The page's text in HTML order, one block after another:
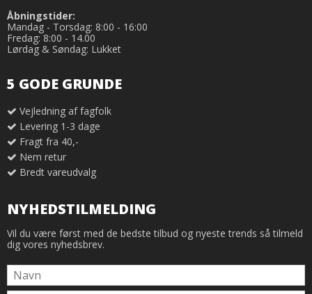
Åbningstider:
Mandag - Torsdag: 8:00 - 16:00
Fredag: 8:00 - 14.00
Lørdag & Søndag: Lukket
5 GODE GRUNDE
Vejledning af fagfolk
Levering 1-3 dage
Fragt fra 40,-
Nem retur
Bredt vareudvalg
NYHEDSTILMELDING
Vil du være først med de bedste tilbud og nyeste trends så tilmeld
dig vores nyhedsbrev.